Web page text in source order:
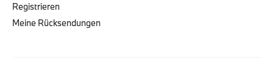
Registrieren
Meine Rücksendungen